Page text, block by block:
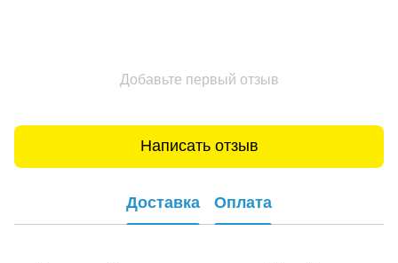
Добавьте первый отзыв
Написать отзыв
Доставка Оплата